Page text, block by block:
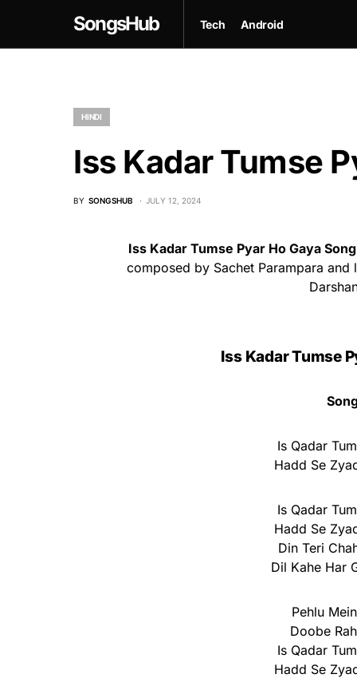
SongsHub Tech Android
HINDI
Iss Kadar Tumse
BY SONGSHUB JULY 12, 2024
Iss Kadar Tumse Pyar Ho Gaya Song
composed by Sachet Parampara
Iss Kadar Tumse
Is Qadar
Hadd Se
Is Qadar
Hadd Se
Din Teri
Dil Kahe Har
Pehlu
Doobe
Is Qadar
Hadd Se